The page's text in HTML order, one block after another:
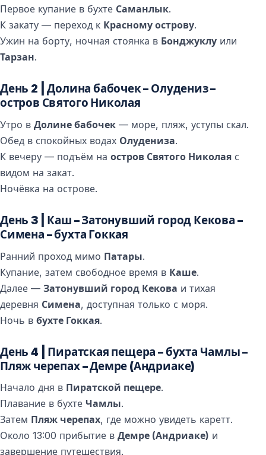
Первое купание в бухте Саманлык.
К закату — переход к Красному острову.
Ужин на борту, ночная стоянка в Бонджуклу или
Тарзан.
День 2 | Долина бабочек – Олудениз –
остров Святого Николая
Утро в Долине бабочек — море, пляж, уступы скал.
Обед в спокойных водах Олудениза.
К вечеру — подъём на остров Святого Николая с
видом на закат.
Ночёвка на острове.
День 3 | Каш – Затонувший город Кекова –
Симена – бухта Гоккая
Ранний проход мимо Патары.
Купание, затем свободное время в Каше.
Далее — Затонувший город Кекова и тихая
деревня Симена, доступная только с моря.
Ночь в бухте Гоккая.
День 4 | Пиратская пещера – бухта Чамлы –
Пляж черепах – Демре (Андриаке)
Начало дня в Пиратской пещере.
Плавание в бухте Чамлы.
Затем Пляж черепах, где можно увидеть каретт.
Около 13:00 прибытие в Демре (Андриаке) и
завершение путешествия.